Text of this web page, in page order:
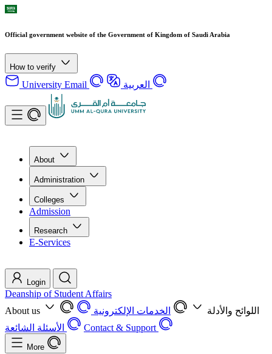
Official government website of the Government of Kingdom of Saudi Arabia
How to verify
University Email العربية
About
Administration
Colleges
Admission
Research
E-Services
Login
Deanship of Student Affairs
About us
اللوائح والأدلة
الخدمات الإلكترونية
الأسئلة الشائعة
Contact & Support
More